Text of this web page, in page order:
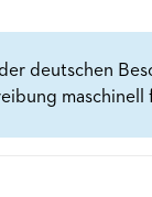
deutschen